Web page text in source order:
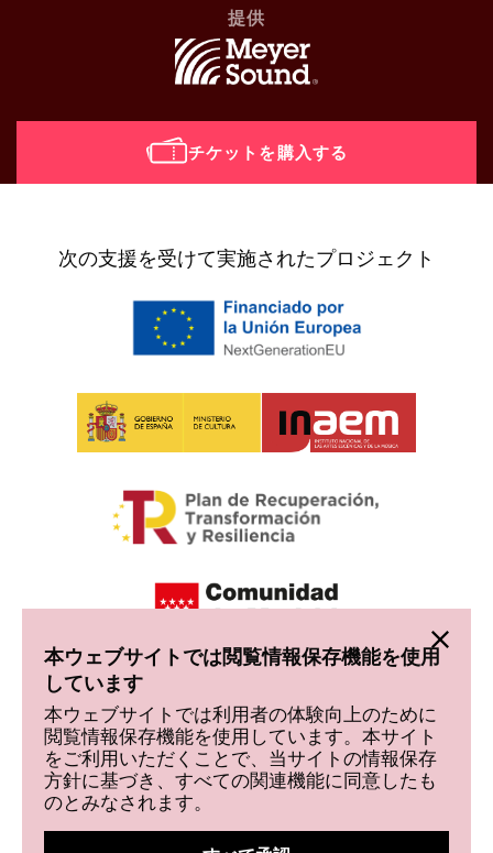
チケットを購入する
提供
次の支援を受けて実施されたプロジェクト
本ウェブサイトでは閲覧情報保存機能を使用
しています
本ウェブサイトでは利用者の体験向上のために
閲覧情報保存機能を使用しています。本サイト
をご利用いただくことで、当サイトの情報保存
方針に基づき、すべての関連機能に同意したも
のとみなされます。